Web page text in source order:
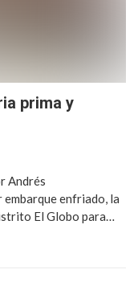
prima y
Andrés
enfriado, la
El Globo para…